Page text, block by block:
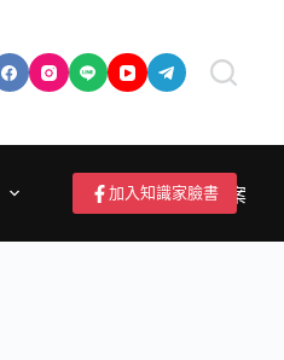
成為作者/投稿/提案
加入知識家臉書